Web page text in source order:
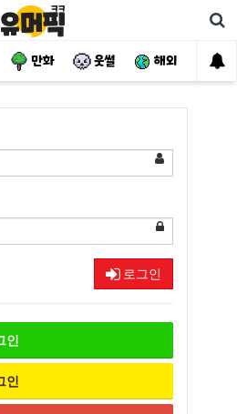
만화 웃썰 해외 핫
로그인
인
인